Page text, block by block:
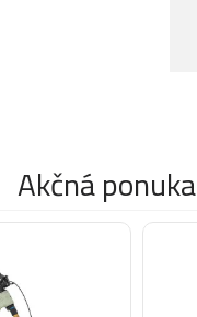
Akčná ponuka